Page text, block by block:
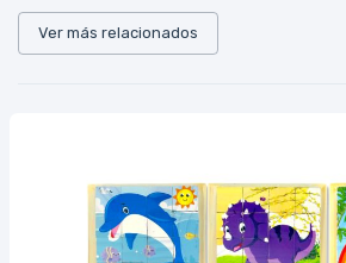
Ver más relacionados